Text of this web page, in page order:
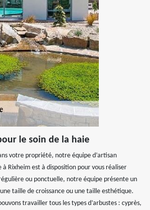
le soin de la haie
votre propriété, notre équipe d’artisan
à Rixheim est à disposition pour vous réaliser
ou ponctuelle, notre équipe présente un
taille de croissance ou une taille esthétique.
travailler tous les types d’arbustes : cyprès,